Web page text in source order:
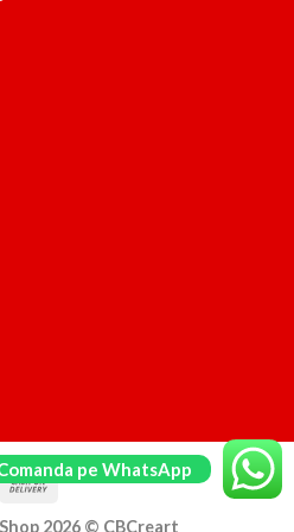
2026 © CBCreart
pe WhatsApp